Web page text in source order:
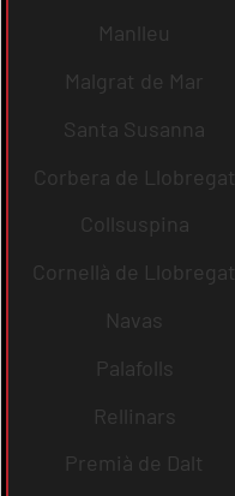
Manlleu
Malgrat de Mar
Santa Susanna
Corbera de Llobregat
Collsuspina
Cornellà de Llobregat
Navas
Palafolls
Rellinars
Premià de Dalt